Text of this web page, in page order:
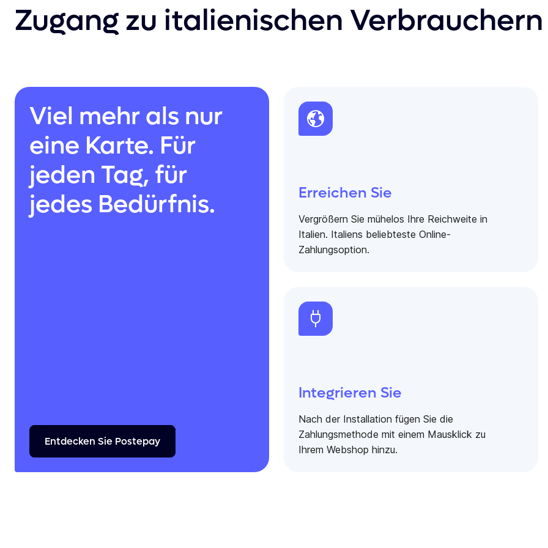
Zugang zu italienischen
Viel mehr als nur
eine Karte. Für
jeden Tag, für
jedes Bedürfnis.
Entdecken Sie Postepay
Erreichen Sie
Vergrößern Sie mühelos Ihre Reichweite in
Italien. Italiens beliebteste Online-
Zahlungsoption.
Integrieren Sie
Nach der Installation fügen Sie die
Zahlungsmethode mit einem Mausklick zu
Ihrem Webshop hinzu.